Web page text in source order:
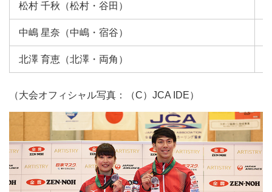
松村 千秋（松村・谷田）
中嶋 星奈（中嶋・宿谷）
北澤 育恵（北澤・両角）
（大会オフィシャル写真：（C）JCA IDE）